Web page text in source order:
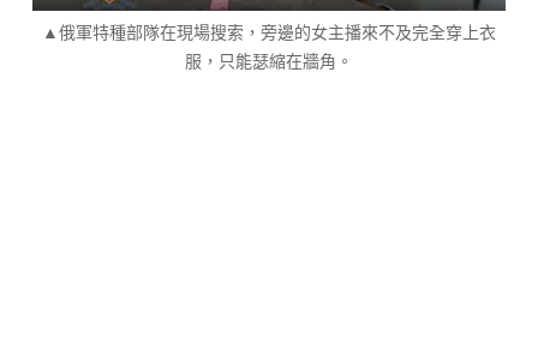
▲俄軍特種部隊在現場搜索，旁邊的女主播來不及完全穿上衣
服，只能瑟縮在牆角。